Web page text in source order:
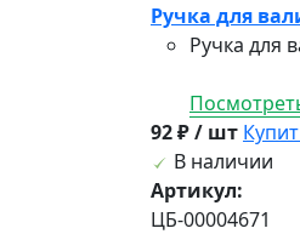
Ручка для
Ручка для
92 ₽ / шт
В наличии
Артикул:
ЦБ-00004671